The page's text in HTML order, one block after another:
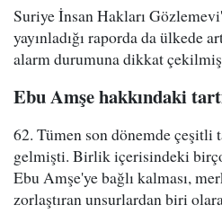
Suriye İnsan Hakları
yayınladığı raporda da ülkede
alarm durumuna dikkat
Ebu Amşe hakkındaki
62. Tümen son dönemde çeşitli
gelmişti. Birlik içerisindeki
Ebu Amşe'ye bağlı kalması,
zorlaştıran unsurlardan biri